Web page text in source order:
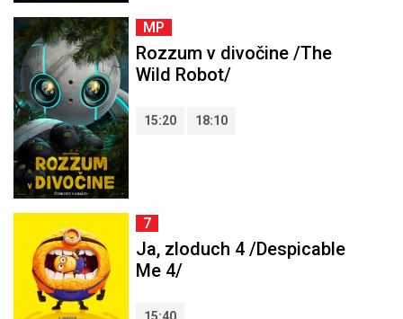
MP
Rozzum v divočine /The
Wild Robot/
15:20 18:10
7
Ja, zloduch 4 /Despicable
Me 4/